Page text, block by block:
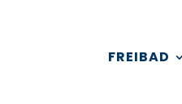
FREIBAD